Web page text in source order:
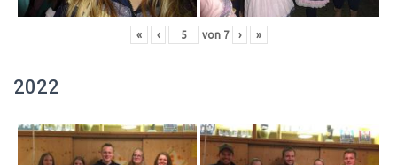
« ‹ von 7 › »
2022